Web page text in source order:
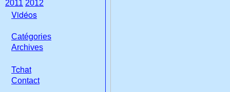
2011 2012
Vidéos
Catégories
Archives
Tchat
Contact